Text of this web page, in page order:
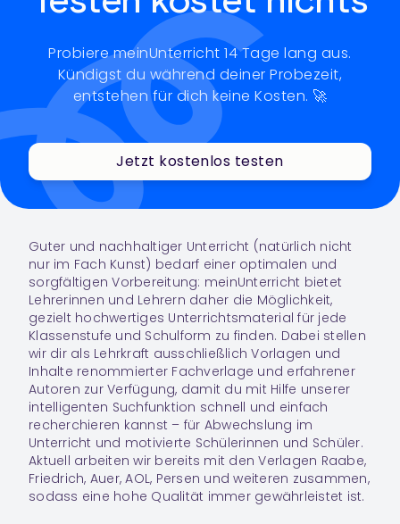
Probiere meinUnterricht 14 Tage lang aus.
Kündigst du während deiner Probezeit,
entstehen für dich keine Kosten. 🚀
Jetzt kostenlos testen
Guter und nach­hal­ti­ger Unter­richt (natür­lich nicht
nur im Fach Kunst) bedarf einer opti­ma­len und
sorg­fäl­ti­gen Vor­be­rei­tung: meinUnterricht bie­tet
Leh­re­rin­nen und Leh­rern daher die Mög­lich­keit,
gezielt hoch­wer­ti­ges Unter­richts­ma­te­rial für jede
Klas­sen­stufe und Schul­form zu fin­den. Dabei stel­len
wir dir als Lehrkraft aus­schließ­lich Vor­la­gen und
Inhalte renom­mier­ter Fach­ver­lage und erfah­re­ner
Auto­ren zur Ver­fü­gung, damit du mit Hilfe unserer
intelligenten Suchfunktion schnell und einfach
recherchieren kannst – für Abwechslung im
Unterricht und motivierte Schülerinnen und Schüler.
Aktuell arbeiten wir bereits mit den Verlagen Raabe,
Friedrich, Auer, AOL, Persen und weiteren zusammen,
sodass eine hohe Qualität immer gewährleistet ist.